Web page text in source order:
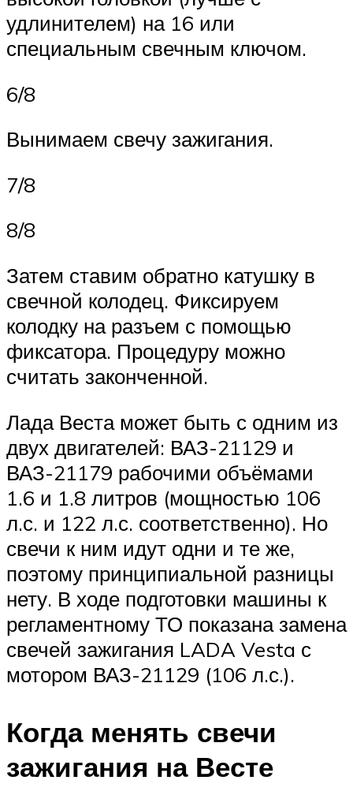
удлинителем) на 16 или
специальным свечным ключом.
6/8
Вынимаем свечу зажигания.
7/8
8/8
Затем ставим обратно катушку в
свечной колодец. Фиксируем
колодку на разъем с помощью
фиксатора. Процедуру можно
считать законченной.
Лада Веста может быть с одним из
двух двигателей: ВАЗ-21129 и
ВАЗ-21179 рабочими объёмами
1.6 и 1.8 литров (мощностью 106
л.с. и 122 л.с. соответственно). Но
свечи к ним идут одни и те же,
поэтому принципиальной разницы
нету. В ходе подготовки машины к
регламентному ТО показана замена
свечей зажигания LADA Vesta с
мотором ВАЗ-21129 (106 л.с.).
Когда менять свечи
зажигания на Весте